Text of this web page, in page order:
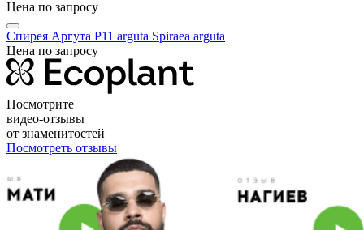
Цена по запросу
Спирея Аргута P11 arguta Spiraea arguta
Цена по запросу
Посмотрите
видео-отзывы
от знаменитостей
Посмотреть отзывы